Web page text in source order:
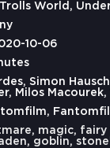
Trolls World,
10-06
Simon
Milos
, magic, fairy
, goblin,